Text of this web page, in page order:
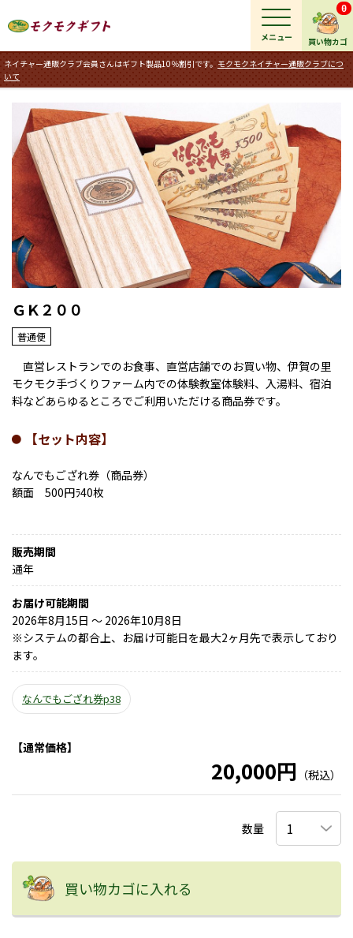
買い物カゴ
0
ネイチャー通販クラブ会員さんはギフト製品10％割引です。 モクモクネイチャー通販クラブにつ
いて
メニュー
ＧＫ２００
普通便
直営レストランでのお食事、直営店舗でのお買い物、伊賀の里
モクモク手づくりファーム内での体験教室体験料、入湯料、宿泊
料などあらゆるところでご利用いただける商品券です。
【セット内容】
なんでもござれ券（商品券）
額面 500円ﾗ40枚
販売期間
通年
お届け可能期間
2026年8月15日 ～ 2026年10月8日
※システムの都合上、お届け可能日を最大2ヶ月先で表示しており
ます。
なんでもござれ券p38
【通常価格】
20,000円 （税込）
数量
買い物カゴに入れる